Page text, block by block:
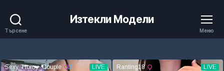
Търсене
Изтекли Модели
Меню